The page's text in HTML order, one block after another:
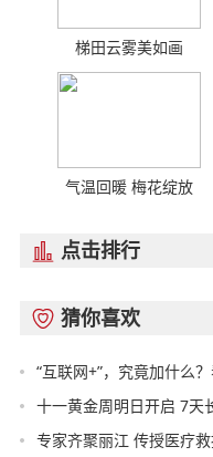
梯田云雾美如画
气温回暖 梅花绽放
 点击排行
 猜你喜欢
“互联网+”，究竟加什么
十一黄金周明日开启 7天
专家齐聚丽江 传授医疗